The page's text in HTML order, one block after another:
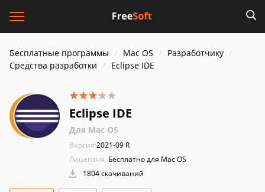
Бесплатные программы Mac OS
Разработчику
Средства разработки
Eclipse IDE
Eclipse IDE
Для Mac OS
Версия:2021-09 R
Лицензия: Бесплатно для Mac OS
1804 скачиваний